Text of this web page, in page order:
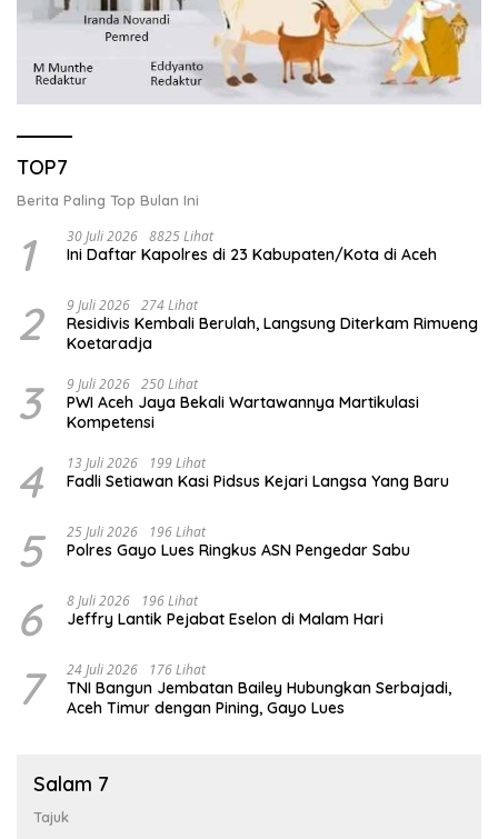
TOP7
Berita Paling Top Bulan Ini
1 30 Juli 2026 8825 Lihat
Ini Daftar Kapolres di 23 Kabupaten/Kota di Aceh
2 9 Juli 2026 274 Lihat
Residivis Kembali Berulah, Langsung Diterkam Rimueng
Koetaradja
3 9 Juli 2026 250 Lihat
PWI Aceh Jaya Bekali Wartawannya Martikulasi
Kompetensi
4 13 Juli 2026 199 Lihat
Fadli Setiawan Kasi Pidsus Kejari Langsa Yang Baru
5 25 Juli 2026 196 Lihat
Polres Gayo Lues Ringkus ASN Pengedar Sabu
6 8 Juli 2026 196 Lihat
Jeffry Lantik Pejabat Eselon di Malam Hari
7 24 Juli 2026 176 Lihat
TNI Bangun Jembatan Bailey Hubungkan Serbajadi,
Aceh Timur dengan Pining, Gayo Lues
Salam 7
Tajuk